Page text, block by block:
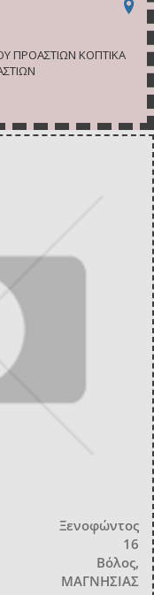
ΠΡΟΑΣΤΙΩΝ ΚΟΠΤΙΚΑ
Ξενοφώντος
16
Βόλος,
ΜΑΓΝΗΣΙΑΣ